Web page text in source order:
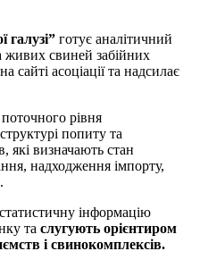
галузі” готує аналітичний
живих свиней забійних
асоціації та надсилає
рівня
попиту та
які визначають стан
надходження імпорту,
інформацію
та слугують орієнтиром
і свинокомплексів.